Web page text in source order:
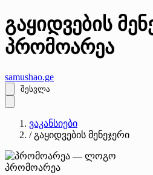
გაყიდვების
პრომოარეა
samushao.ge
შესვლა
ვაკანსიები
/ გაყიდვების მენეჯერი
პრომოარეა